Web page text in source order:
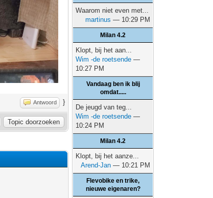
Antwoord }
Waarom niet even met...
martinus — 10:29 PM
Milan 4.2
Klopt, bij het aan...
Wim -de roetsende —
10:27 PM
Vandaag ben ik blij
omdat.....
De jeugd van teg...
Wim -de roetsende —
10:24 PM
Milan 4.2
Klopt, bij het aanze...
Arend-Jan — 10:21 PM
Flevobike en trike,
nieuwe eigenaren?